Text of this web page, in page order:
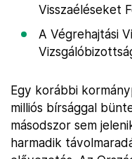
Visszaéléseket
A Végrehajtási
Egy korábbi
milliós bírsággal
másodszor sem
harmadik